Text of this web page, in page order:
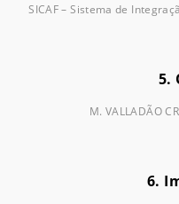
SICAF – Sistema de
5.
M. VALLADÃO
6.